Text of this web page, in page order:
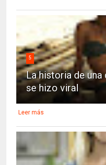
5
La historia de
se hizo viral
Leer más